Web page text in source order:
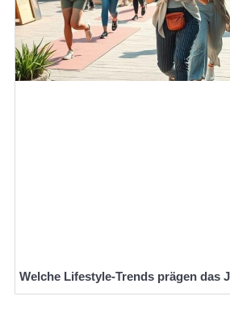
Welche Lifestyle-Trends prägen das